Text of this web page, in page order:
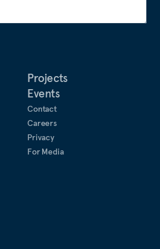
Projects
Events
Contact
Careers
Privacy
For Media